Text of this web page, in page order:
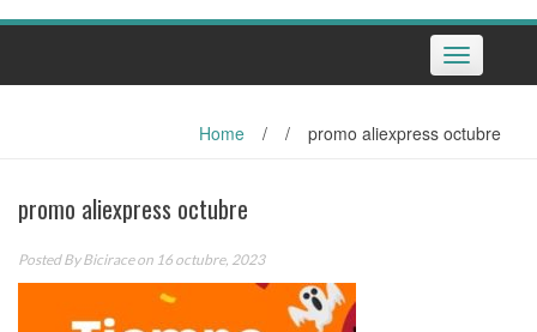
Toggle
navigation
Home / / promo aliexpress octubre
promo aliexpress octubre
Posted ByBiciraceon 16 octubre, 2023